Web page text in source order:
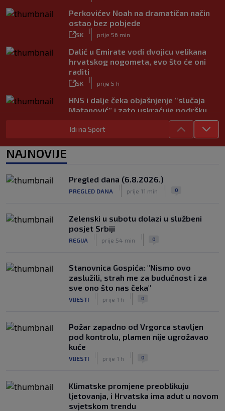
Perkovićev Noah na dramatičan način
ostao bez pobjede
SK
|
prije 56 min
Dalić u Emirate vodi dvojicu velikana
hrvatskog nogometa, evo što će oni
raditi
SK
|
prije 5 h
HNS i dalje čeka objašnjenje “slučaja
Matanović” i zato uskraćuje podršku
SK
|
prije 2 h
Zlatko Dalić ima novi posao! Postaje
Romano je ipak bio u pravu – Real i
službeno predstavio najskuplje
SK prije 4 h
Idi na Sport
NAJNOVIJE
Pregled dana (6.8.2026.)
PREGLED DANA prije 11 min 0
Zelenski u subotu dolazi u službeni
posjet Srbiji
REGIJA prije 54 min 0
Stanovnica Gospića: "Nismo ovo
zaslužili, strah me za budućnost i za
sve ono što nas čeka"
VIJESTI prije 1 h 0
Požar zapadno od Vrgorca stavljen
pod kontrolu, plamen nije ugrožavao
kuće
VIJESTI prije 1 h 0
Klimatske promjene preoblikuju
ljetovanja, i Hrvatska ima adut u novom
svjetskom trendu